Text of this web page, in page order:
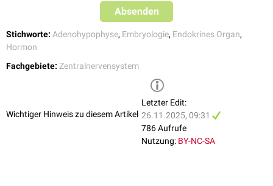
Absenden
Stichworte: Adenohypophyse, Embryologie, Endokrines Organ,
Hormon
Fachgebiete: Zentralnervensystem
Wichtiger Hinweis zu diesem Artikel
Letzter Edit:
26.11.2025, 09:31
786 Aufrufe
Nutzung: BY-NC-SA